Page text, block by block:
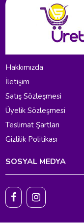
Hakkımızda
İletişim
Satış Sözleşmesi
Üyelik Sözleşmesi
Teslimat Şartları
Gizlilik Politikası
SOSYAL MEDYA